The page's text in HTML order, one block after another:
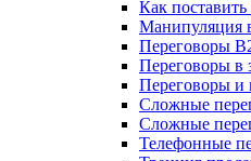
Как поставить
Манипуляция
Переговоры
Переговоры в
Переговоры и
Сложные
Сложные
Телефонные